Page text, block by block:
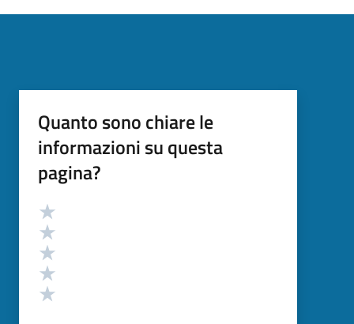
Quanto sono chiare le
informazioni su questa
pagina?
Valutazione